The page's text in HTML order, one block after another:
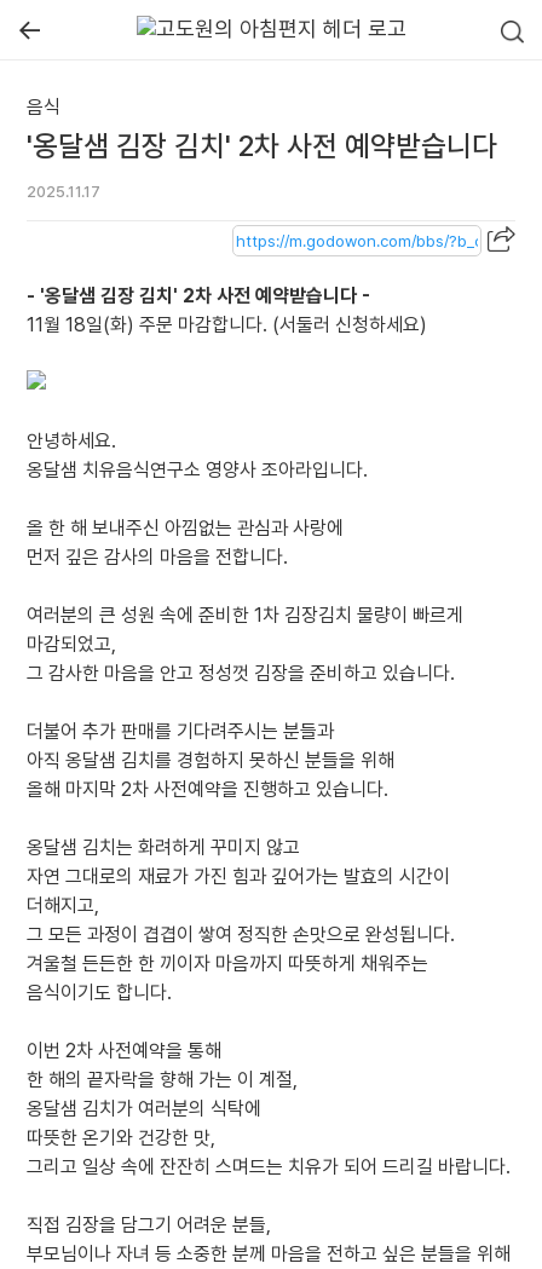
←
음식
'옹달샘 김장 김치' 2차 사전 예약받습니다
2025.11.17
- '옹달샘 김장 김치' 2차 사전 예약받습니다 -
11월 18일(화) 주문 마감합니다. (서둘러 신청하세요)
안녕하세요.
옹달샘 치유음식연구소 영양사 조아라입니다.
올 한 해 보내주신 아낌없는 관심과 사랑에
먼저 깊은 감사의 마음을 전합니다.
여러분의 큰 성원 속에 준비한 1차 김장김치 물량이 빠르게
마감되었고,
그 감사한 마음을 안고 정성껏 김장을 준비하고 있습니다.
더불어 추가 판매를 기다려주시는 분들과
아직 옹달샘 김치를 경험하지 못하신 분들을 위해
올해 마지막 2차 사전예약을 진행하고 있습니다.
옹달샘 김치는 화려하게 꾸미지 않고
자연 그대로의 재료가 가진 힘과 깊어가는 발효의 시간이
더해지고,
그 모든 과정이 겹겹이 쌓여 정직한 손맛으로 완성됩니다.
겨울철 든든한 한 끼이자 마음까지 따뜻하게 채워주는
음식이기도 합니다.
이번 2차 사전예약을 통해
한 해의 끝자락을 향해 가는 이 계절,
옹달샘 김치가 여러분의 식탁에
따뜻한 온기와 건강한 맛,
그리고 일상 속에 잔잔히 스며드는 치유가 되어 드리길 바랍니다.
직접 김장을 담그기 어려운 분들,
부모님이나 자녀 등 소중한 분께 마음을 전하고 싶은 분들을 위해